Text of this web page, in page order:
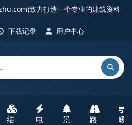
致力打造一个专业的建筑资料
下载记录 用户中心
结
电
景
路
暖